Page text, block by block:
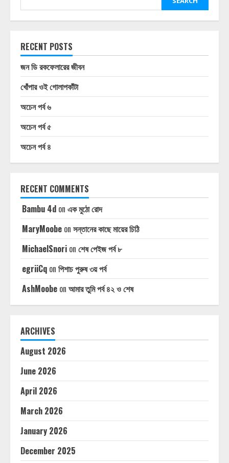
RECENT POSTS
জন ডি রকফেলারের জীবন
খোঁপার ওই গোলাপকাঁটা
অচেন পর্ব ৬
অচেন পর্ব ৫
অচেন পর্ব ৪
RECENT COMMENTS
Bambu 4d on এক মুঠো রোদ
MaryMoobe on সন্তানের কাছে মায়ের চিঠি
MichaelSnori on শেষ পেইজ পর্ব ৮
egriiCq on পিশাচ পুরুষ ৩য় পর্ব
AshMoobe on আমার তুমি পর্ব ৪২ ও শেষ
ARCHIVES
August 2026
June 2026
April 2026
March 2026
January 2026
December 2025